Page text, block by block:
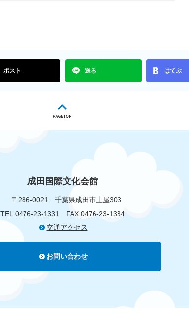
ポスト 送る はてぶ
成田国際文化会館
〒286-0021 千葉県成田市土屋303
TEL.0476-23-1331 FAX.0476-23-1334
交通アクセス
お問い合わせ